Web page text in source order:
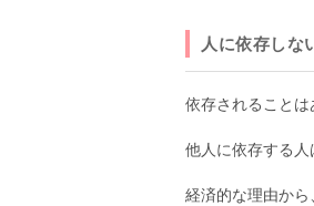
人に依存しな
依存されることは
他人に依存する人
経済的な理由か